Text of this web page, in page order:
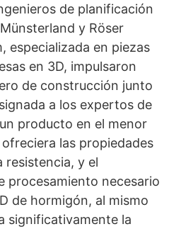
de planificación
y Röser
especializada en piezas
en 3D, impulsaron
de construcción junto
a los expertos de
producto en el menor
las propiedades
resistencia, y el
procesamiento necesario
de hormigón, al mismo
significativamente la